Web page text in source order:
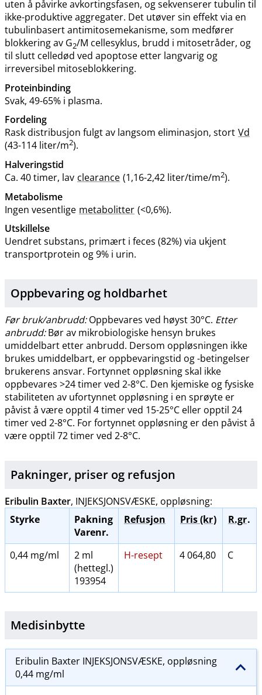
uten å påvirke avkortingsfasen, og sekvenserer tubulin til
ikke-produktive aggregater. Det utøver sin effekt via en
tubulinbasert antimitosemekanisme, som medfører
blokkering av G2/M cellesyklus, brudd i mitosetråder, og
til slutt celledød ved apoptose etter langvarig og
irreversibel mitoseblokkering.
Proteinbinding
Svak, 49-65% i plasma.
Fordeling
Rask distribusjon fulgt av langsom eliminasjon, stort Vd
(43-114 liter​/​m2).
Halveringstid
Ca. 40 timer, lav clearance (1,16-2,42 liter​/​time​/​m2).
Metabolisme
Ingen vesentlige metabolitter (<0,6%).
Utskillelse
Uendret substans, primært i feces (82%) via ukjent
transportprotein og 9% i urin.
Oppbevaring og holdbarhet
Før bruk​/​anbrudd:Oppbevares ved høyst 30°C. Etter
anbrudd:Bør av mikrobiologiske hensyn brukes
umiddelbart etter anbrudd. Dersom oppløsningen ikke
brukes umiddelbart, er oppbevaringstid og -betingelser
brukerens ansvar. Fortynnet oppløsning skal ikke
oppbevares >24 timer ved 2-8°C. Den kjemiske og fysiske
stabiliteten av ufortynnet oppløsning i en sprøyte er
påvist å være opptil 4 timer ved 15-25°C eller opptil 24
timer ved 2-8°C. For fortynnet oppløsning er den påvist å
være opptil 72 timer ved 2-8°C.
Pakninger, priser og refusjon
Eribulin Baxter, INJEKSJONSVÆSKE, oppløsning:
Styrke
Pakning
Varenr.
Refusjon Pris (kr) R.gr.
0,44 mg/ml
2 ml
(hettegl.)
193954
H-resept 4 064,80 C
Medisinbytte
Eribulin Baxter INJEKSJONSVÆSKE, oppløsning
0,44 mg/ml